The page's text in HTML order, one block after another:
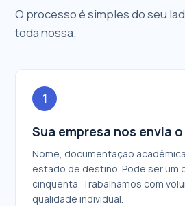
O processo é simples do seu
toda nossa.
1
Sua empresa nos envia
Nome, documentação
estado de destino. Pode ser um
cinquenta. Trabalhamos com
qualidade individual.